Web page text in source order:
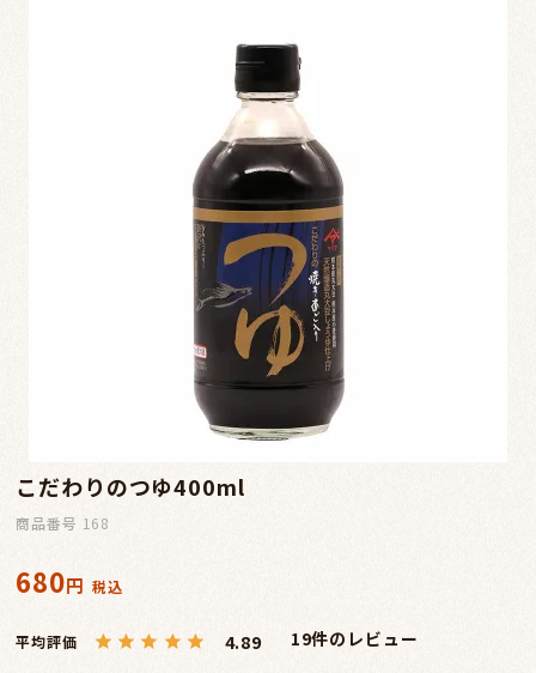
こだわりのつゆ400ml
商品番号 168
680 税込
4.89 19